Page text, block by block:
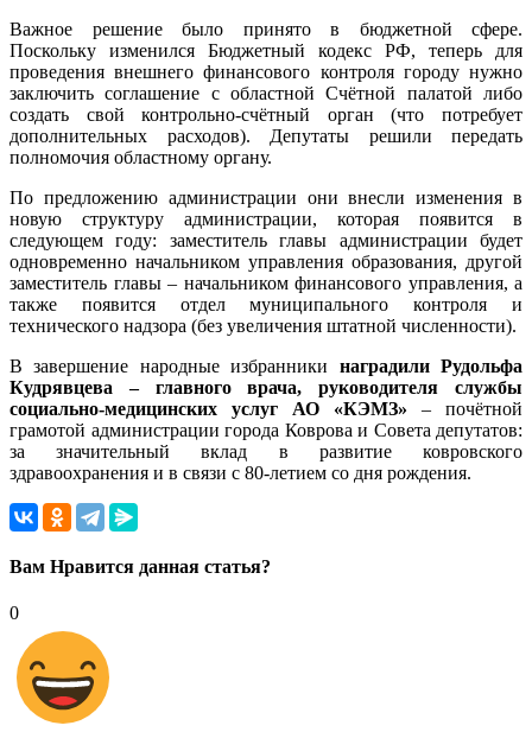
Важное решение было принято в бюджетной сфере.
Поскольку изменился Бюджетный кодекс РФ, теперь для
проведения внешнего финансового контроля городу нужно
заключить соглашение с областной Счётной палатой либо
создать свой контрольно-счётный орган (что потребует
дополнительных расходов). Депутаты решили передать
полномочия областному органу.
По предложению администрации они внесли изменения в
новую структуру администрации, которая появится в
следующем году: заместитель главы администрации будет
одновременно начальником управления образования, другой
заместитель главы – начальником финансового управления, а
также появится отдел муниципального контроля и
технического надзора (без увеличения штатной численности).
В завершение народные избранники наградили Рудольфа
Кудрявцева – главного врача, руководителя службы
социально-медицинских услуг АО «КЭМЗ» – почётной
грамотой администрации города Коврова и Совета депутатов:
за значительный вклад в развитие ковровского
здравоохранения и в связи с 80-летием со дня рождения.
Вам Нравится данная статья?
0